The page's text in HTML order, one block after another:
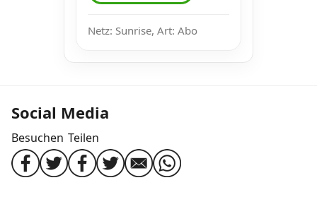
Netz: Sunrise, Art: Abo
Social Media
Besuchen Teilen